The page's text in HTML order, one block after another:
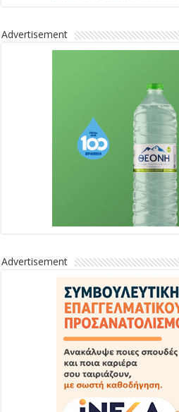
Advertisement
Advertisement